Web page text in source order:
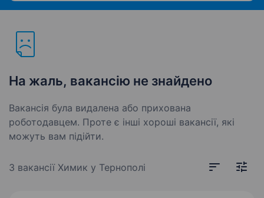
На жаль, вакансію не знайдено
Вакансія була видалена або прихована
роботодавцем. Проте є інші хороші вакансії, які
можуть вам підійти.
3 вакансії Химик у Тернополі